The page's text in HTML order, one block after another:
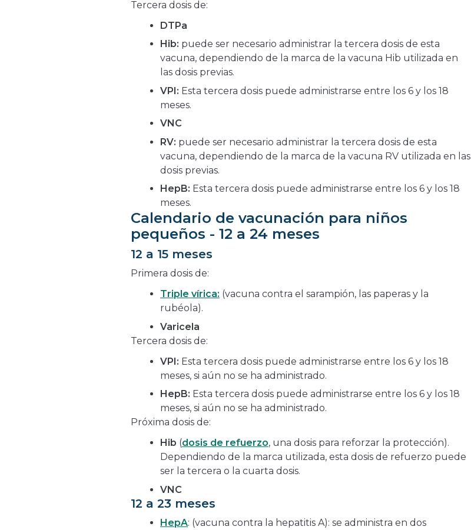
Tercera dosis de:
DTPa
Hib: puede ser necesario administrar la tercera dosis de esta
vacuna, dependiendo de la marca de la vacuna Hib utilizada en
las dosis previas.
VPI: Esta tercera dosis puede administrarse entre los 6 y los 18
meses.
VNC
RV: puede ser necesario administrar la tercera dosis de esta
vacuna, dependiendo de la marca de la vacuna RV utilizada en las
dosis previas.
HepB: Esta tercera dosis puede administrarse entre los 6 y los 18
meses.
Calendario de vacunación para niños
pequeños - 12 a 24 meses
12 a 15 meses
Primera dosis de:
Triple vírica: (vacuna contra el sarampión, las paperas y la
rubéola).
Varicela
Tercera dosis de:
VPI: Esta tercera dosis puede administrarse entre los 6 y los 18
meses, si aún no se ha administrado.
HepB: Esta tercera dosis puede administrarse entre los 6 y los 18
meses, si aún no se ha administrado.
Próxima dosis de:
Hib (dosis de refuerzo, una dosis para reforzar la protección).
Dependiendo de la marca utilizada, esta dosis de refuerzo puede
ser la tercera o la cuarta dosis.
VNC
12 a 23 meses
HepA: (vacuna contra la hepatitis A): se administra en dos